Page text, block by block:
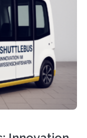
Produktion
Steuerung
Dafür sucht
daran haben,